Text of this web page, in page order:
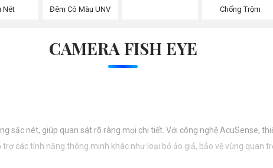
Nét
Đêm Có Màu UNV
Chống Trộm
CAMERA FISH EYE
sắc nét, giúp quan sát rõ ràng mọi chi tiết. Với công nghệ AcuSense,
các tính năng thông minh khác như loại bỏ ảo giả, bảo vệ vùng quan